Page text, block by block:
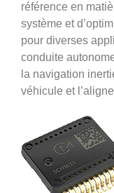
référence en
système et
pour diverses
conduite
la navigation
véhicule et